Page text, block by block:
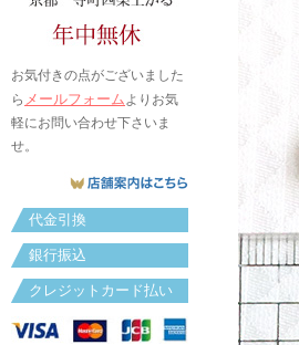
お気付きの点がございました
ら メールフォームよりお気
軽にお問い合わせ下さいま
せ。
代金引換
銀行振込
クレジットカード払い